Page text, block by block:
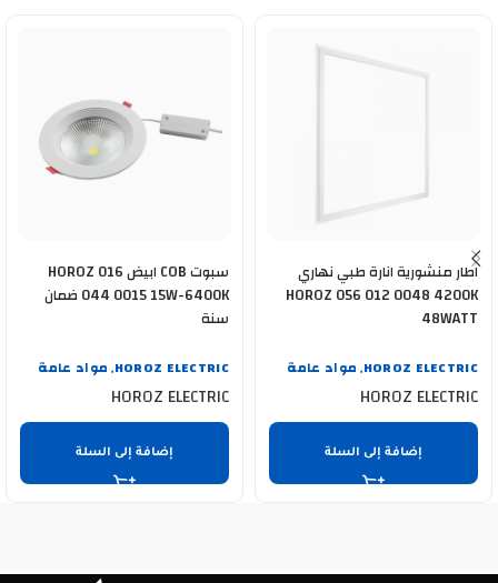
اطار منشورية انارة طبي نهاري
HOROZ 056 012 0048 4200K
48WATT
HOROZ ELECTRIC
, مواد عامة
HOROZ ELECTRIC
إضافة إلى السلة
سبوت COB ابيض HOROZ 016
044 0015 15W-6400K ضمان
سنة
HOROZ ELECTRIC
, مواد عامة
HOROZ ELECTRIC
إضافة إلى السلة